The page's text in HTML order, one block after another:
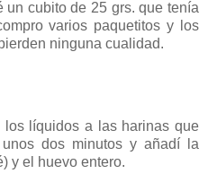
un cubito de 25 grs. que tenía
varios paquetitos y los
ninguna cualidad.
líquidos a las harinas que
dos minutos y añadí la
y el huevo entero.